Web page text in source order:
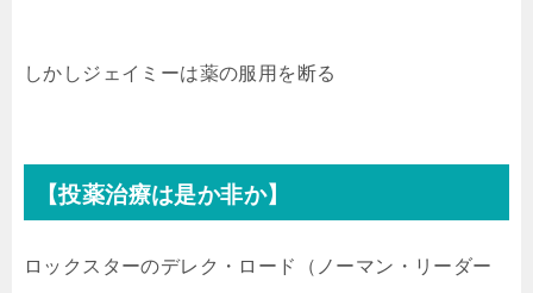
しかしジェイミーは薬の服用を断る
【投薬治療は是か非か】
ロックスターのデレク・ロード（ノーマン・リーダー